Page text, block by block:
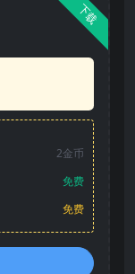
下载
2金币
免费
免费